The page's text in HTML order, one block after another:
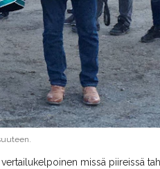
missä piireissä